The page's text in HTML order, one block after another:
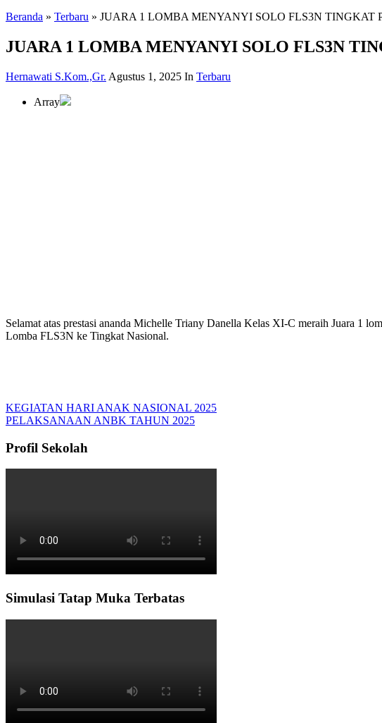
Beranda » Terbaru » JUARA 1 LOMBA MENYANYI SOLO FLS3N TINGKAT
JUARA 1 LOMBA MENYANYI SOLO FLS3N
Hernawati S.Kom.,Gr. Agustus 1, 2025 In Terbaru
Array
Selamat atas prestasi ananda Michelle Triany Danella Kelas XI-C meraih Juara 1
Lomba FLS3N ke Tingkat Nasional.
KEGIATAN HARI ANAK NASIONAL 2025
PELAKSANAAN ANBK TAHUN 2025
Profil Sekolah
Simulasi Tatap Muka Terbatas